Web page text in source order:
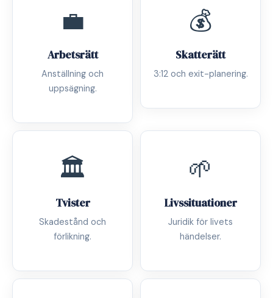
💼
Arbetsrätt
Anställning och
uppsägning.
💰
Skatterätt
3:12 och exit-planering.
🏛️
Tvister
Skadestånd och
förlikning.
🌱
Livssituationer
Juridik för livets
händelser.